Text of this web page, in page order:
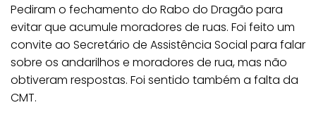
Pediram o fechamento do Rabo do Dragão para
evitar que acumule moradores de ruas. Foi feito um
convite ao Secretário de Assistência Social para falar
sobre os andarilhos e moradores de rua, mas não
obtiveram respostas. Foi sentido também a falta da
CMT.